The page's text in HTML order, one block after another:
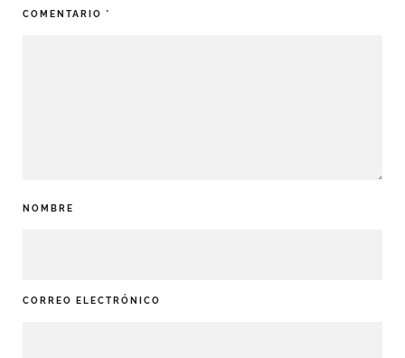
COMENTARIO *
NOMBRE
CORREO ELECTRÓNICO